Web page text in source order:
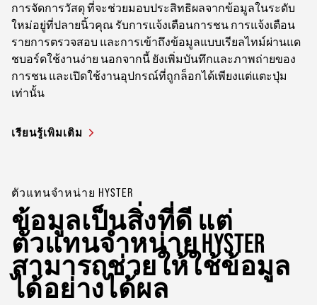
การจัดการวัสดุ ที่จะช่วยมอบประสิทธิผลจากข้อมูลในระดับ
ใหม่อยู่ที่ปลายนิ้วคุณ รับการแจ้งเตือนการชน การแจ้งเตือน
รายการตรวจสอบ และการเข้าถึงข้อมูลแบบเรียลไทม์ผ่านแด
ชบอร์ดใช้งานง่าย นอกจากนี้ ยังเพิ่มบันทึกและภาพถ่ายของ
การชน และเปิดใช้งานอุปกรณ์ที่ถูกล็อกได้เพียงแต่แตะปุ่ม
เท่านั้น
เรียนรู้เพิ่มเติม
ตัวแทนจำหน่าย HYSTER
ข้อมูลเป็นสิ่งที่ดี แต่
ตัวแทนจำหน่าย HYSTER
สามารถช่วยให้ใช้ข้อมูล
ได้อย่างได้ผล